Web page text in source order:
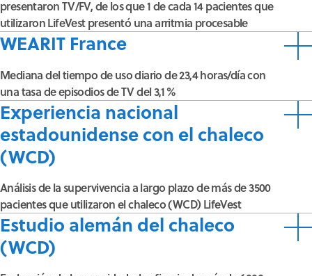
presentaron TV/FV, de los que 1 de cada 14 pacientes que
utilizaron LifeVest presentó una arritmia procesable
WEARIT France
Mediana del tiempo de uso diario de 23,4 horas/día con
una tasa de episodios de TV del 3,1 %
Experiencia nacional
estadounidense con el chaleco
(WCD)
Análisis de la supervivencia a largo plazo de más de 3500
pacientes que utilizaron el chaleco (WCD) LifeVest
Estudio alemán del chaleco
(WCD)